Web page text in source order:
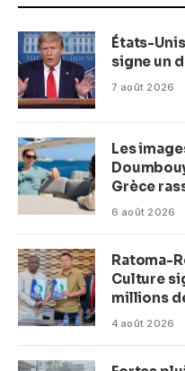
États-
signe un
7 août 2026
Les
Grèce
(Macka
6 août 2026
Ratoma-
Culture
millions
plage en
4 août 2026